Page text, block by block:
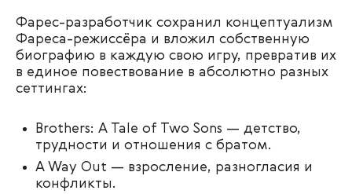
Фарес-разработчик сохранил концептуализм
Фареса-режиссёра и вложил собственную
биографию в каждую свою игру, превратив их
в единое повествование в абсолютно разных
сеттингах:
Brothers: A Tale of Two Sons — детство,
трудности и отношения с братом.
A Way Out — взросление, разногласия и
конфликты.